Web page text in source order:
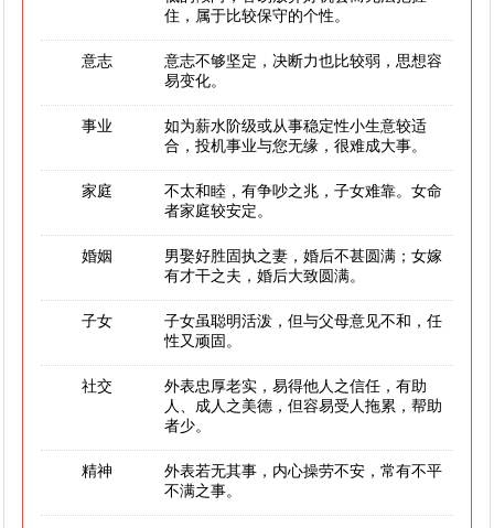
住，属于比较保守的个性。
意志
意志不够坚定，决断力也比较弱，思想容
易变化。
事业
如为薪水阶级或从事稳定性小生意较适
合，投机事业与您无缘，很难成大事。
家庭
不太和睦，有争吵之兆，子女难靠。女命
者家庭较安定。
婚姻
男娶好胜固执之妻，婚后不甚圆满；女嫁
有才干之夫，婚后大致圆满。
子女
子女虽聪明活泼，但与父母意见不和，任
性又顽固。
社交
外表忠厚老实，易得他人之信任，有助
人、成人之美德，但容易受人拖累，帮助
者少。
精神
外表若无其事，内心操劳不安，常有不平
不满之事。